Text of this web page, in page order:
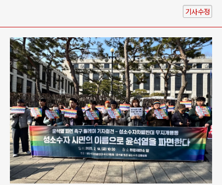
기사수정